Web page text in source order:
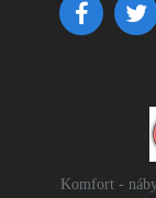
Komfort -